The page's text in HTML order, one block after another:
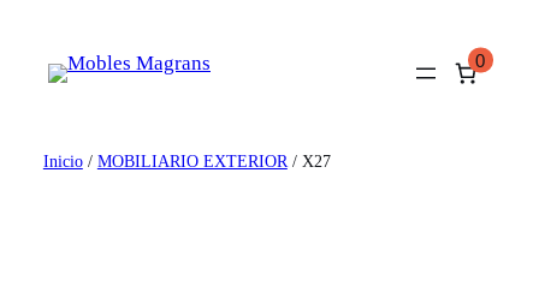
contenido
0
Inicio/ MOBILIARIO EXTERIOR / X27